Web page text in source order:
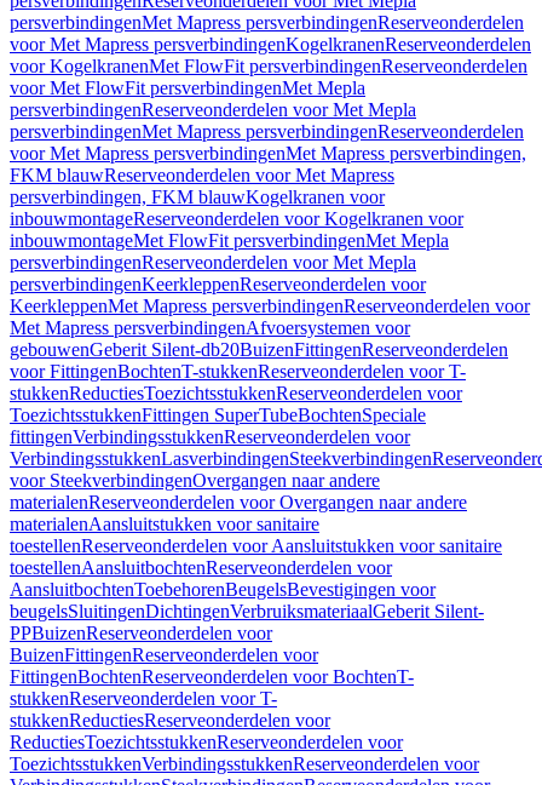
persverbindingenMet Mapress persverbindingenReserveonderdelen
voor Met Mapress persverbindingenKogelkranenReserveonderdelen
voor KogelkranenMet FlowFit persverbindingenReserveonderdelen
voor Met FlowFit persverbindingenMet Mepla
persverbindingenReserveonderdelen voor Met Mepla
persverbindingenMet Mapress persverbindingenReserveonderdelen
voor Met Mapress persverbindingenMet Mapress persverbindingen,
FKM blauwReserveonderdelen voor Met Mapress
persverbindingen, FKM blauwKogelkranen voor
inbouwmontageReserveonderdelen voor Kogelkranen voor
inbouwmontageMet FlowFit persverbindingenMet Mepla
persverbindingenReserveonderdelen voor Met Mepla
persverbindingenKeerkleppenReserveonderdelen voor
KeerkleppenMet Mapress persverbindingenReserveonderdelen voor
Met Mapress persverbindingenAfvoersystemen voor
gebouwenGeberit Silent-db20BuizenFittingenReserveonderdelen
voor FittingenBochtenT-stukkenReserveonderdelen voor T-
stukkenReductiesToezichtsstukkenReserveonderdelen voor
ToezichtsstukkenFittingen SuperTubeBochtenSpeciale
fittingenVerbindingsstukkenReserveonderdelen voor
VerbindingsstukkenLasverbindingenSteekverbindingen
voor SteekverbindingenOvergangen naar andere
materialenReserveonderdelen voor Overgangen naar andere
materialenAansluitstukken voor sanitaire
toestellenReserveonderdelen voor Aansluitstukken voor sanitaire
toestellenAansluitbochtenReserveonderdelen voor
AansluitbochtenToebehorenBeugelsBevestigingen voor
beugelsSluitingenDichtingenVerbruiksmateriaalGeberit Silent-
PPBuizenReserveonderdelen voor
BuizenFittingenReserveonderdelen voor
FittingenBochtenReserveonderdelen voor BochtenT-
stukkenReserveonderdelen voor T-
stukkenReductiesReserveonderdelen voor
ReductiesToezichtsstukkenReserveonderdelen voor
ToezichtsstukkenVerbindingsstukkenReserveonderdelen voor